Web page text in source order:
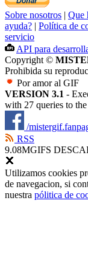
Sobre nosotros Que
ayuda?
Política de
servicio
API para
Copyright ©
Prohibida su
Por amor al GIF
VERSION 3.1 -
with 27 queries to
/
RSS
9.08MGIFS
Utilizamos cookies
de navegacion, si
nuestra pólitica de